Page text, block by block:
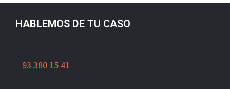
HABLEMOS DE TU CASO
93 380 15 41